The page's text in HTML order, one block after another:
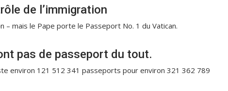
de l’immigration
– mais le Pape porte le Passeport No. 1 du Vatican.
pas de passeport du tout.
environ 121 512 341 passeports pour environ 321 362 789